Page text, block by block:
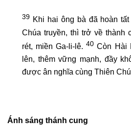
39 Khi hai ông bà đã hoàn
Chúa truyền, thì trở về thành
rét, miền Ga-li-lê.40 Còn Hài
lên, thêm vững mạnh, đầy
được ân nghĩa cùng Thiên
Ánh sáng thánh cung